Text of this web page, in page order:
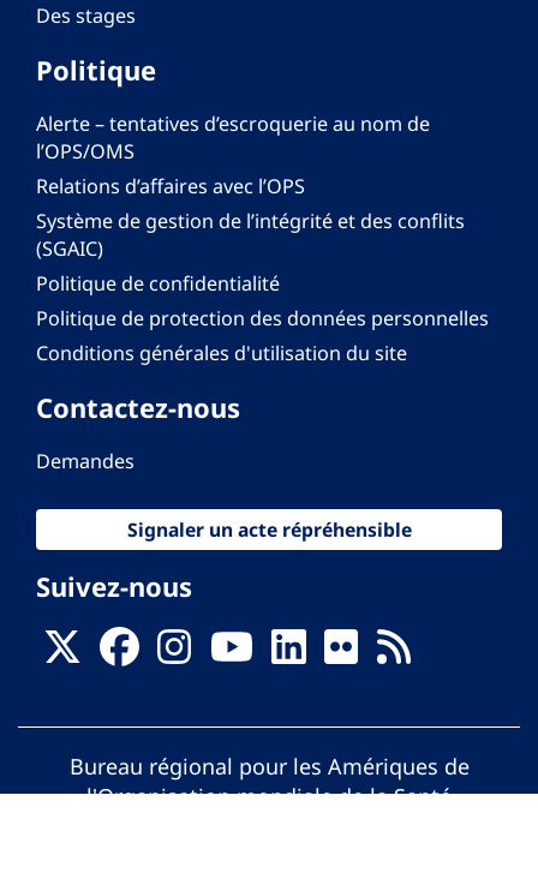
Des stages
Politique
Alerte – tentatives d’escroquerie au nom de
l’OPS/OMS
Relations d’affaires avec l’OPS
Système de gestion de l’intégrité et des conflits
(SGAIC)
Politique de confidentialité
Politique de protection des données personnelles
Conditions générales d'utilisation du site
Contactez-nous
Demandes
Signaler un acte répréhensible
Suivez-nous
Bureau régional pour les Amériques de
l'Organisation mondiale de la Santé